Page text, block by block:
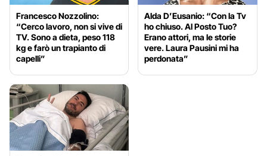
Francesco Nozzolino:
“Cerco lavoro, non si vive di
TV. Sono a dieta, peso 118
kg e farò un trapianto di
capelli”
Alda D’Eusanio: “Con la Tv
ho chiuso. Al Posto Tuo?
Erano attori, ma le storie
vere. Laura Pausini mi ha
perdonata”